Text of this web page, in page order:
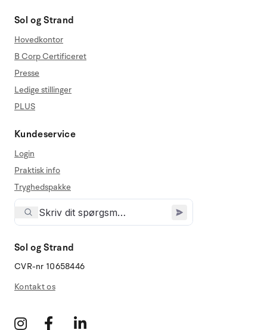
Sol og Strand
Hovedkontor
B Corp Certificeret
Presse
Ledige stillinger
PLUS
Kundeservice
Login
Praktisk info
Tryghedspakke
Sol og Strand
CVR-nr 10658446
Kontakt os